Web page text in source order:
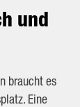
und
braucht es
Eine